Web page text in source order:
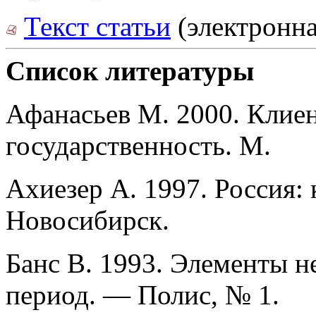
Текст статьи
Список литературы
Афанасьев М. 2000.
государственность. М.
Ахиезер А. 1997. Россия:
Новосибирск.
Банс В. 1993. Элементы
период. — Полис, № 1.